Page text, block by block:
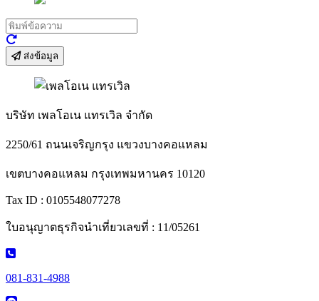
ส่งข้อมูล
บริษัท เพลโอเน แทรเวิล จำกัด
2250/61 ถนนเจริญกรุง แขวงบางคอแหลม
เขตบางคอแหลม กรุงเทพมหานคร 10120
Tax ID : 0105548077278
ใบอนุญาตธุรกิจนำเที่ยวเลขที่ : 11/05261
081-831-4988